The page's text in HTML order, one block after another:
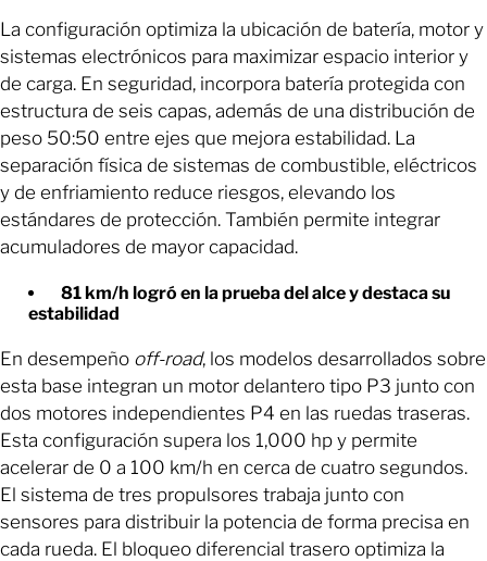
La configuración optimiza la ubicación de batería, motor y
sistemas electrónicos para maximizar espacio interior y
de carga. En seguridad, incorpora batería protegida con
estructura de seis capas, además de una distribución de
peso 50:50 entre ejes que mejora estabilidad. La
separación física de sistemas de combustible, eléctricos
y de enfriamiento reduce riesgos, elevando los
estándares de protección. También permite integrar
acumuladores de mayor capacidad.
81 km/h logró en la prueba del alce y destaca su
estabilidad
En desempeño off-road, los modelos desarrollados sobre
esta base integran un motor delantero tipo P3 junto con
dos motores independientes P4 en las ruedas traseras.
Esta configuración supera los 1,000 hp y permite
acelerar de 0 a 100 km/h en cerca de cuatro segundos.
El sistema de tres propulsores trabaja junto con
sensores para distribuir la potencia de forma precisa en
cada rueda. El bloqueo diferencial trasero optimiza la